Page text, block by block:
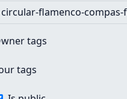
tags
tags